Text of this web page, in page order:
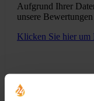
Aufgrund Ihrer
unsere
Klicken Sie hier um